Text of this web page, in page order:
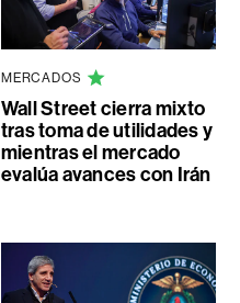
MERCADOS
Wall Street cierra mixto
tras toma de utilidades y
mientras el mercado
evalúa avances con Irán